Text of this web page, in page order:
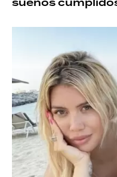
sueños